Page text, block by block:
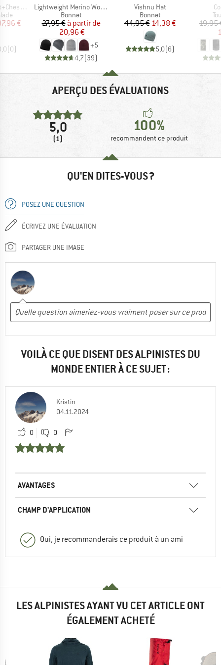
Set
réduit
€
(0)
Article
Lightweight Merino Wool Hat
Product group
Bonnet
Prix
27,95 € Prix réduit
à partir de
20,96 €
+5
4,7(39)
Article
Vishnu Hat
Product group
Bonnet
Prix
44,95 €Prix réduit
14,38 €
5,0(6)
19,95
APERÇU DES ÉVALUATIONS
5,0
(1)
100%
recommandent ce produit
QU'EN DITES-VOUS ?
POSEZ UNE QUESTION
ÉCRIVEZ UNE ÉVALUATION
PARTAGER UNE IMAGE
VOILÀ CE QUE DISENT DES ALPINISTES DU
MONDE ENTIER À CE SUJET :
Kristin
04.11.2024
0 0
AVANTAGES
CHAMP D'APPLICATION
Oui, je recommanderais ce produit à un ami
LES ALPINISTES AYANT VU CET ARTICLE ONT
ÉGALEMENT ACHETÉ